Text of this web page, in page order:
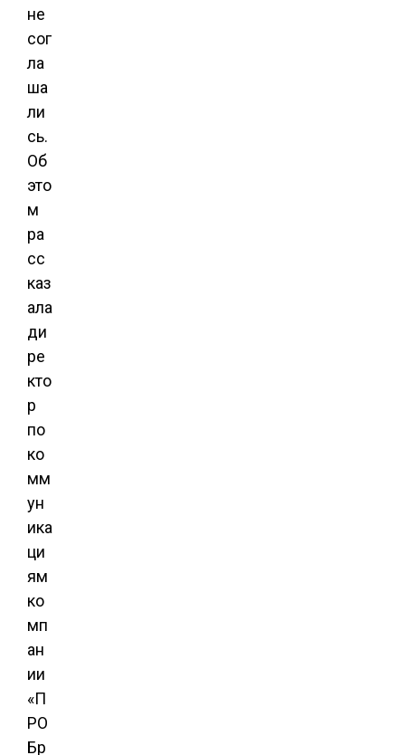
не
сог
ла
ша
ли
сь.
Об
это
м
ра
сс
каз
ала
ди
ре
кто
р
по
ко
мм
ун
ика
ци
ям
ко
мп
ан
ии
«П
РО
Бр